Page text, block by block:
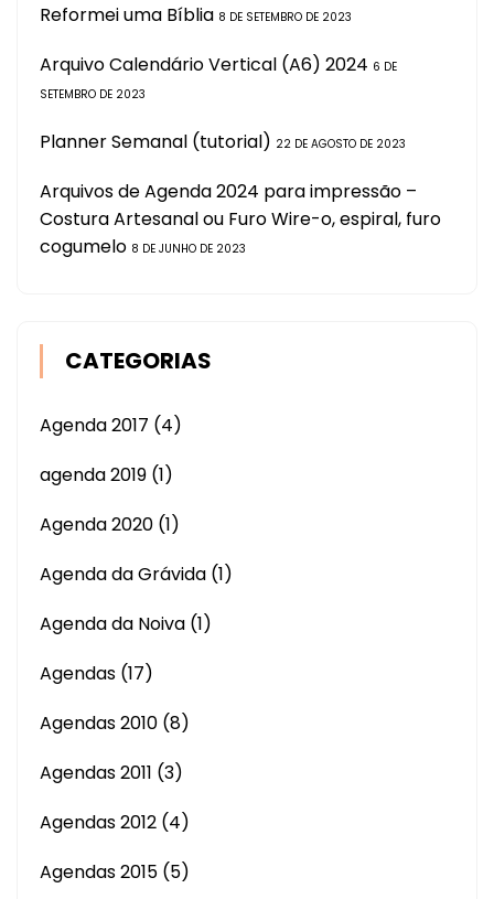
Reformei uma Bíblia 8 DE SETEMBRO DE 2023
Arquivo Calendário Vertical (A6) 2024 6 DE
SETEMBRO DE 2023
Planner Semanal (tutorial) 22 DE AGOSTO DE 2023
Arquivos de Agenda 2024 para impressão –
Costura Artesanal ou Furo Wire-o, espiral, furo
cogumelo 8 DE JUNHO DE 2023
CATEGORIAS
Agenda 2017 (4)
agenda 2019 (1)
Agenda 2020 (1)
Agenda da Grávida (1)
Agenda da Noiva (1)
Agendas (17)
Agendas 2010 (8)
Agendas 2011 (3)
Agendas 2012 (4)
Agendas 2015 (5)